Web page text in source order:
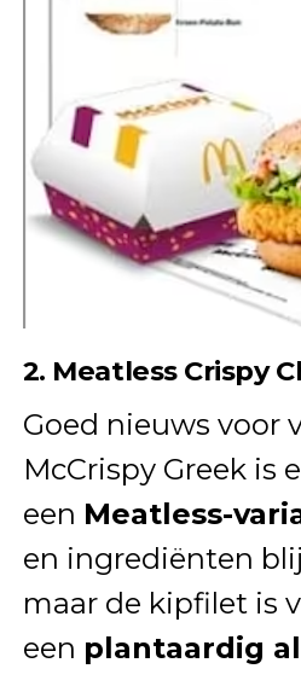
2. Meatless Crispy
Goed nieuws voor
McCrispy Greek is
een Meatless-
en ingrediënten
maar de kipfilet is
een plantaardig